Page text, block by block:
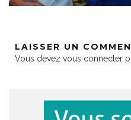
LAISSER UN
Vous devez vous connecter